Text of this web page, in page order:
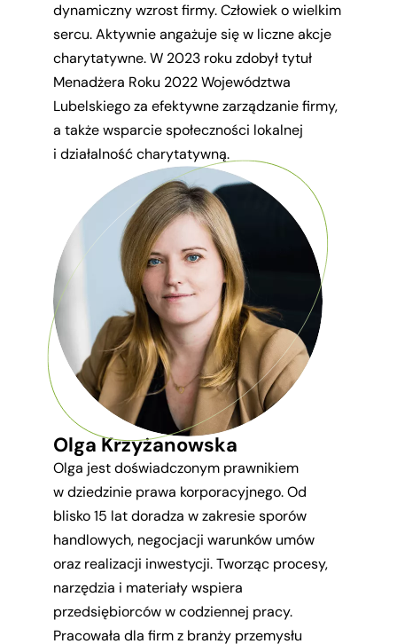
dynamiczny wzrost firmy. Człowiek o wielkim
sercu. Aktywnie angażuje się w liczne akcje
charytatywne. W 2023 roku zdobył tytuł
Menadżera Roku 2022 Województwa
Lubelskiego za efektywne zarządzanie firmy,
a także wsparcie społeczności lokalnej
i działalność charytatywną.
Olga Krzyżanowska
Olga jest doświadczonym prawnikiem
w dziedzinie prawa korporacyjnego. Od
blisko 15 lat doradza w zakresie sporów
handlowych, negocjacji warunków umów
oraz realizacji inwestycji. Tworząc procesy,
narzędzia i materiały wspiera
przedsiębiorców w codziennej pracy.
Pracowała dla firm z branży przemysłu